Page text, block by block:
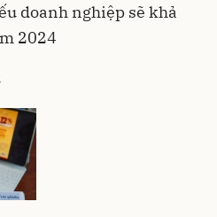
doanh nghiệp sẽ khả
2024